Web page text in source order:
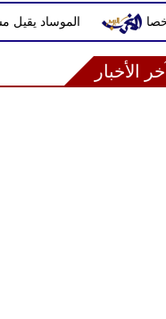
الموساد يقيل مسؤولين
آخر الأخبار